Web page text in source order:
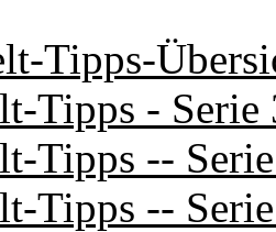
Tipps-
Tipps - Serie
Tipps --
Tipps --